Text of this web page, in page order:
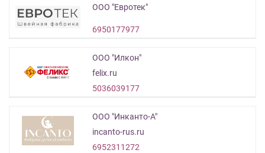
ООО "Евротек"
6950177977
ООО "Илкон"
felix.ru
5036039177
ООО "Инканто-А"
incanto-rus.ru
6952311272